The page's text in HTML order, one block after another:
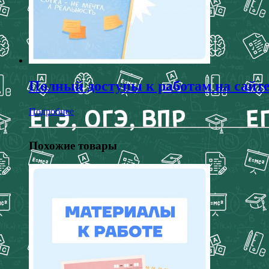
Полный доступы к работам на
Подробнее
Похожие товары